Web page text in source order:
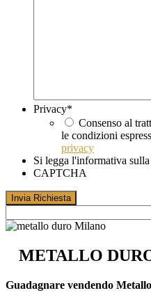
Privacy*
Consenso al
le condizioni
privacy
Si legga l'informativa sulla
CAPTCHA
METALLO
Guadagnare vendendo